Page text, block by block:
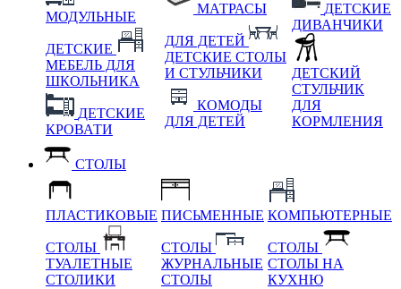
МОДУЛЬНЫЕ
ДЕТСКИЕ
МЕБЕЛЬ ДЛЯ
ШКОЛЬНИКА
ДЕТСКИЕ
КРОВАТИ
МАТРАСЫ
ДЛЯ ДЕТЕЙ
ДЕТСКИЕ СТОЛЫ
И СТУЛЬЧИКИ
КОМОДЫ
ДЛЯ ДЕТЕЙ
ДЕТСКИЕ
ДИВАНЧИКИ
ДЕТСКИЙ
СТУЛЬЧИК
ДЛЯ
КОРМЛЕНИЯ
СТОЛЫ
ПЛАСТИКОВЫЕ
СТОЛЫ
ТУАЛЕТНЫЕ
СТОЛИКИ
ПИСЬМЕННЫЕ
СТОЛЫ
ЖУРНАЛЬНЫЕ
СТОЛЫ
КОМПЬЮТЕРНЫЕ
СТОЛЫ
СТОЛЫ НА
КУХНЮ